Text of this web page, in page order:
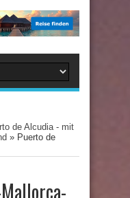
de Alcudia - mit
» Puerto de